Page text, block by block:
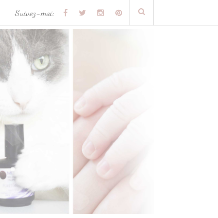
Suivez-moi: